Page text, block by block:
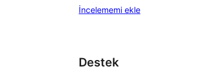
inceleme
yıldızlı
İncelememi ekle
Destek